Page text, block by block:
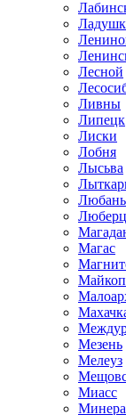
Лесной
Ливны
Липецк
Лиски
Лобня
Лысьва
Любань
Магас
Майкоп
Мезень
Мелеуз
Миасс